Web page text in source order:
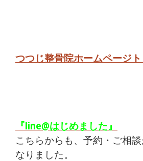
つつじ整骨院ホームページ
『line@はじめました』
こちらからも、予約・ご相
なりました。